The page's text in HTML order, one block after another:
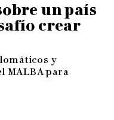
un país
crear
y
MALBA para